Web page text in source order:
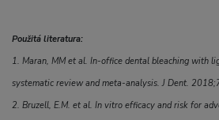
Použitá literatura:
1. Maran, MM et al. In-office dental bleaching with
systematic review and meta-analysis. J Dent.
2. Bruzell, E.M. et al. In vitro efficacy and risk for